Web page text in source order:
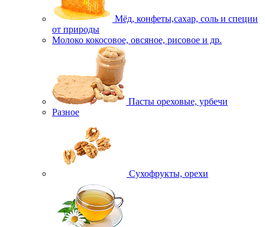
Мёд, конфеты,сахар, соль и специи
от природы
Молоко кокосовое, овсяное, рисовое и др.
Пасты ореховые, урбечи
Разное
Сухофрукты, орехи